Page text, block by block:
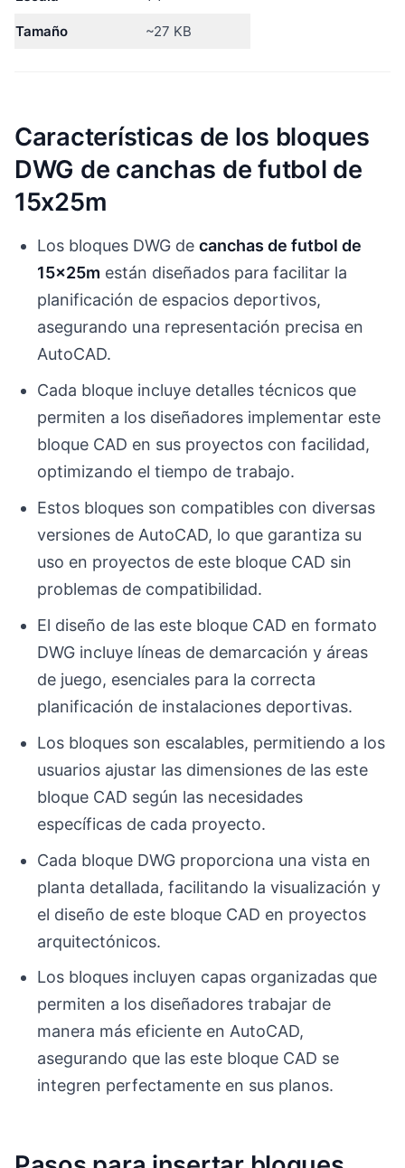
Tamaño ~27 KB
Características de los bloques
DWG de canchas de futbol de
15x25m
Los bloques DWG decanchas de futbol de
15x25m están diseñados para facilitar la
planificación de espacios deportivos,
asegurando una representación precisa en
AutoCAD.
Cada bloque incluye detalles técnicos que
permiten a los diseñadores implementar este
bloque CAD en sus proyectos con facilidad,
optimizando el tiempo de trabajo.
Estos bloques son compatibles con diversas
versiones de AutoCAD, lo que garantiza su
uso en proyectos de este bloque CAD sin
problemas de compatibilidad.
El diseño de las este bloque CAD en formato
DWG incluye líneas de demarcación y áreas
de juego, esenciales para la correcta
planificación de instalaciones deportivas.
Los bloques son escalables, permitiendo a los
usuarios ajustar las dimensiones de las este
bloque CAD según las necesidades
específicas de cada proyecto.
Cada bloque DWG proporciona una vista en
planta detallada, facilitando la visualización y
el diseño de este bloque CAD en proyectos
arquitectónicos.
Los bloques incluyen capas organizadas que
permiten a los diseñadores trabajar de
manera más eficiente en AutoCAD,
asegurando que las este bloque CAD se
integren perfectamente en sus planos.